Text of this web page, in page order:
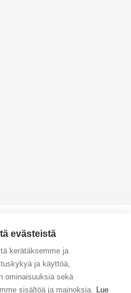
evästeistä
kerätäksemme ja
ja käyttöä,
ominaisuuksia sekä
sisältöä ja mainoksia. Lue